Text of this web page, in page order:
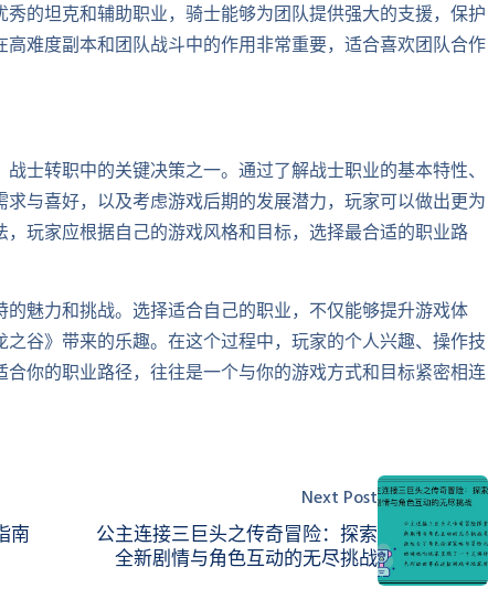
的坦克和辅助职业，骑士能够为团队提供强大的支援，保护
难度副本和团队战斗中的作用非常重要，适合喜欢团队合作
士转职中的关键决策之一。通过了解战士职业的基本特性、
与喜好，以及考虑游戏后期的发展潜力，玩家可以做出更为
玩家应根据自己的游戏风格和目标，选择最合适的职业路
魅力和挑战。选择适合自己的职业，不仅能够提升游戏体
谷》带来的乐趣。在这个过程中，玩家的个人兴趣、操作技
你的职业路径，往往是一个与你的游戏方式和目标紧密相连
南
Next Post
公主连接三巨头之传奇冒险：探索
全新剧情与角色互动的无尽挑战